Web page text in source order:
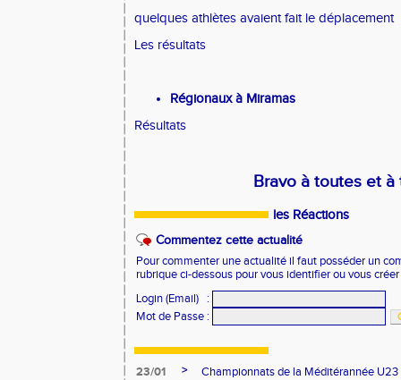
quelques athlètes avaient fait le déplacement
Les résultats
Régionaux à Miramas
Résultats
Bravo à toutes et à
les Réactions
Commentez cette actualité
Pour commenter une actualité il faut posséder un
rubrique ci-dessous pour vous identifier ou vous
Login (Email)
:
Mot de Passe :
23/01 >
Championnats de la Méditérannée U23